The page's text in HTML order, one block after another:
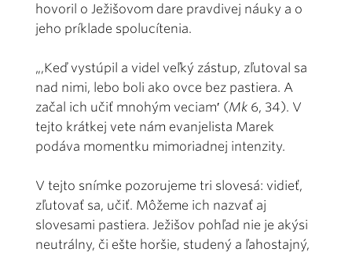
hovoril o Ježišovom dare pravdivej náuky a o
jeho príklade spolucítenia.
„,Keď vystúpil a videl veľký zástup, zľutoval sa
nad nimi, lebo boli ako ovce bez pastiera. A
začal ich učiť mnohým veciam′ (Mk 6, 34). V
tejto krátkej vete nám evanjelista Marek
podáva momentku mimoriadnej intenzity.
V tejto snímke pozorujeme tri slovesá: vidieť,
zľutovať sa, učiť. Môžeme ich nazvať aj
slovesami pastiera. Ježišov pohľad nie je akýsi
neutrálny, či ešte horšie, studený a ľahostajný,